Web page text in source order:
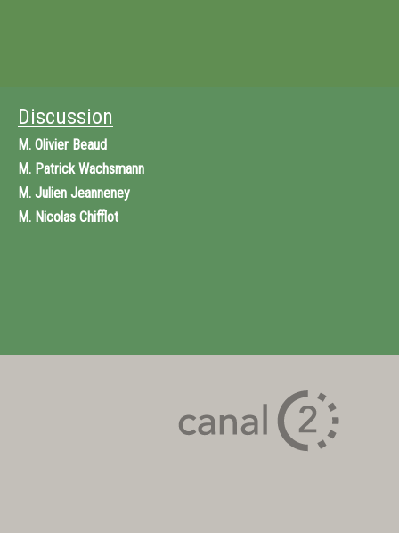
Discussion
M. Olivier Beaud
M. Patrick Wachsmann
M. Julien Jeanneney
M. Nicolas Chifflot